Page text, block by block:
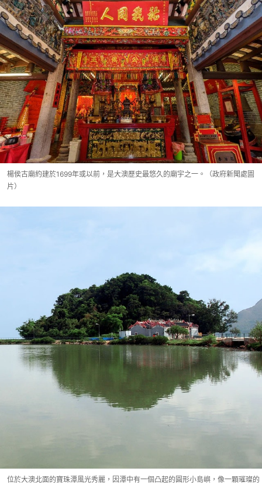
楊侯古廟約建於1699年或以前，是大澳歷史最悠久的廟宇之一。（政府新聞處圖
片）
位於大澳北面的寶珠潭風光秀麗，因潭中有一個凸起的圓形小島嶼，像一顆璀璨的